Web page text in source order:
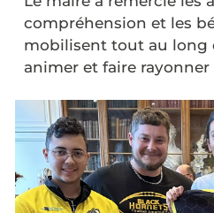
compréhension et les
mobilisent tout au long
animer et faire rayonner